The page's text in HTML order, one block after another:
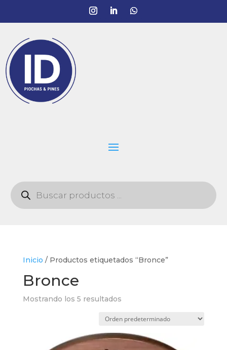
Búsqueda
de
productos
Inicio / Productos etiquetados “Bronce”
Bronce
Mostrando los 5 resultados